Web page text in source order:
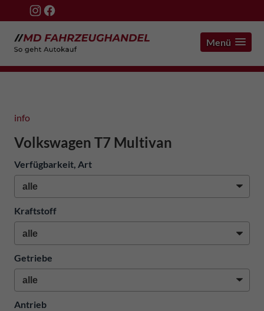
Menü
info
Volkswagen T7 Multivan
Verfügbarkeit, Art
Kraftstoff
Getriebe
Antrieb